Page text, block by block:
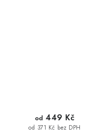
od 371 Kč bez DPH
od 449 Kč